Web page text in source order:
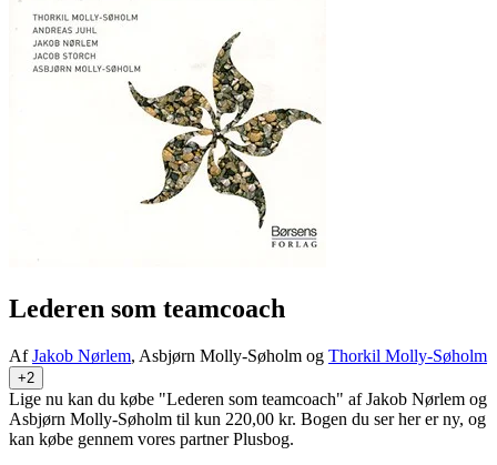
Lederen som teamcoach
AfJakob Nørlem, Asbjørn Molly-Søholm og Thorkil Molly-Søholm
+2
Lige nu kan du købe "Lederen som teamcoach" af Jakob Nørlem og
Asbjørn Molly-Søholm til kun 220,00 kr. Bogen du ser her er ny, og
kan købe gennem vores partner Plusbog.